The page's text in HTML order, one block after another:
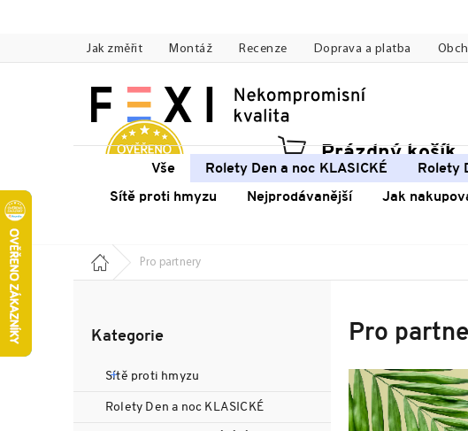
Jak změřit Montáž Recenze Doprava a platba
Nákupní
košík
Prázdný košík
Vše Rolety Den a noc KLASICKÉ Rolety
Sítě proti hmyzu
Nejprodávanější Jak
Domů Pro partnery
kategorie
Kategorie
Sítě proti hmyzu
Rolety Den a noc KLASICKÉ
Pro